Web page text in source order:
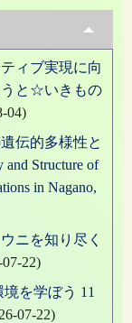
ィブ実現に向
うと☆いきもの
04)
伝的多様性と
Structure of
in Nagano,
ニを知り尽く
22)
を学ぼう 11
07-22)